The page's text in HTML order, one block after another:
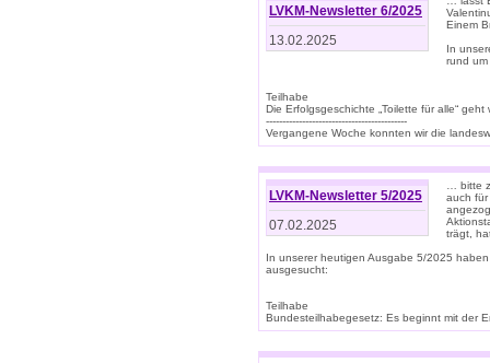
LVKM-Newsletter 6/2025
13.02.2025
Einem
In
rund
Teilhabe
Die Erfolgsgeschichte „Toilette für alle“
-------------------------------------------
Vergangene Woche konnten wir die
LVKM-Newsletter 5/2025
07.02.2025
… bitte
auch für
trägt,
In unserer heutigen Ausgabe 5/2025
ausgesucht:
Teilhabe
Bundesteilhabegesetz: Es beginnt mit der